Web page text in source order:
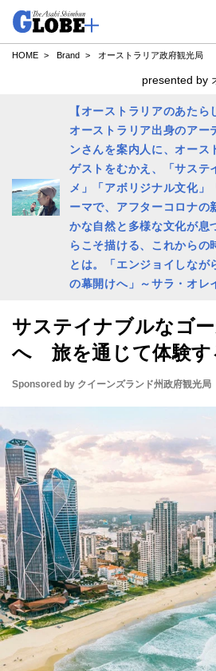
HOME Brand オーストラリア政府観光局
presented by
【オーストラリアのあたら
オーストラリア出身のアー
ンさんを案内人に、オース
ゲストをむかえ、「サステ
メ」「アボリジナル文化」
ーマで、アフターコロナの
かな自然と多様な文化が息
らこそ描ける、これからの
とは。「エンジョイしなが
の幕開けへ」～サラ・オレ
サステイナブルなゴ
へ 旅を通じて体験す
Sponsored by クイーンズランド州政府観光局